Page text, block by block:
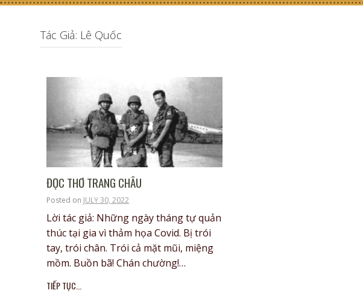
Tác Giả: Lê Quốc
ĐỌC THƠ TRANG CHÂU
Posted on JULY 30, 2022
Lời tác giả: Những ngày tháng tự quản
thúc tại gia vì thảm họa Covid. Bị trói
tay, trói chân. Trói cả mặt mũi, miệng
mồm. Buồn bã! Chán chường!…
TIẾP TỤC...